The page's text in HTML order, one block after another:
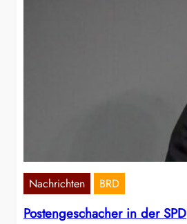
Nachrichten BRD
Postengeschacher in der SPD